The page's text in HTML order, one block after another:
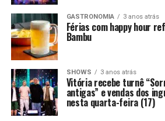
GASTRONOMIA 3 anos atrás
Férias com happy hour
Bambu
SHOWS 3 anos atrás
Vitória recebe turnê
antigas” e vendas dos
nesta quarta-feira (17)